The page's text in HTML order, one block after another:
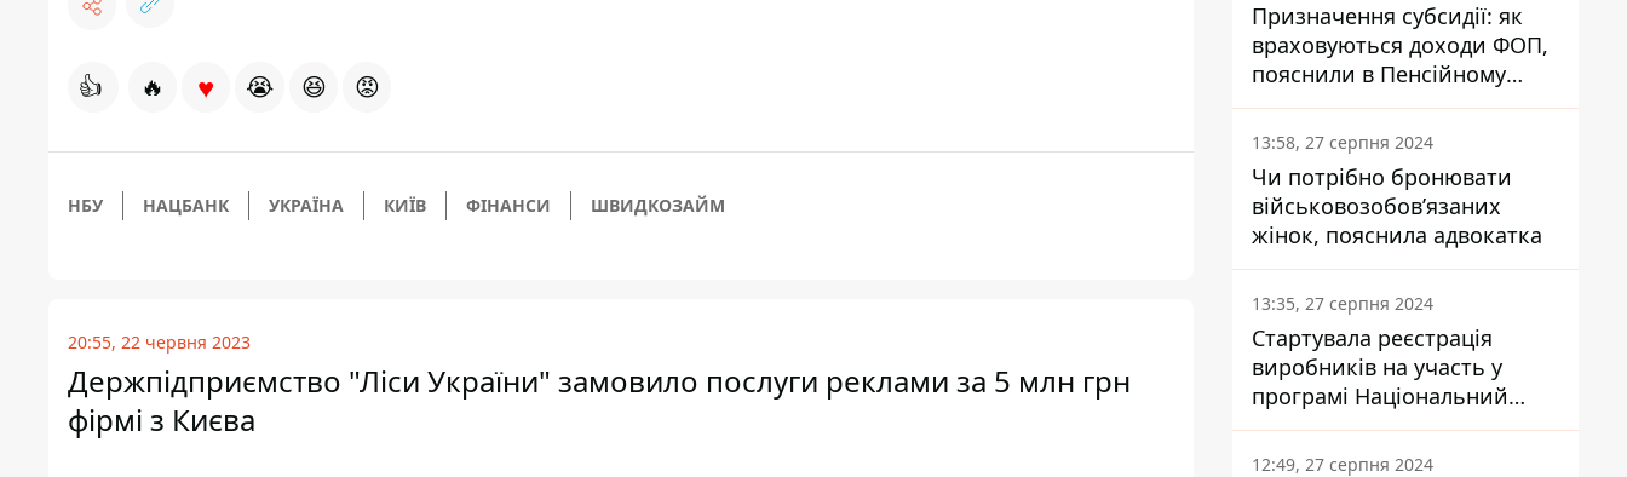
👍 🔥 ♥ 😭 😆 😡
НБУ НАЦБАНК УКРАЇНА КИЇВ ФІНАНСИ ШВИДКОЗАЙМ
20:55, 22 червня 2023
Держпідприємство "Ліси України" замовило послуги реклами за 5 млн грн
фірмі з Києва
Призначення субсидії: як
враховуються доходи ФОП,
пояснили в Пенсійному
фонді
13:58, 27 серпня 2024
Чи потрібно бронювати
військовозобов’язаних
жінок, пояснила адвокатка
13:35, 27 серпня 2024
Стартувала реєстрація
виробників на участь у
програмі Національний
кешбек: як це зробити
через портал Дія
12:49, 27 серпня 2024